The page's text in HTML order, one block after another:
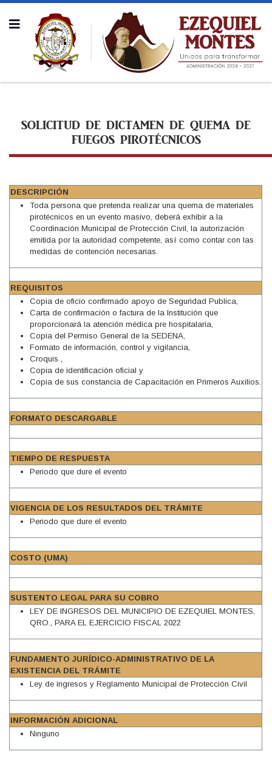
SOLICITUD DE DICTAMEN DE QUEMA DE
FUEGOS PIROTÉCNICOS
DESCRIPCIÓN
Toda persona que pretenda realizar una quema de materiales
pirotécnicos en un evento masivo, deberá exhibir a la
Coordinación Municipal de Protección Civil, la autorización
emitida por la autoridad competente, así como contar con las
medidas de contención necesarias.
REQUISITOS
Copia de oficio confirmado apoyo de Seguridad Publica,
Carta de confirmación o factura de la Institución que
proporcionará la atención médica pre hospitalaria,
Copia del Permiso General de la SEDENA,
Formato de información, control y vigilancia,
Croquis ,
Copia de identificaciòn oficial y
Copia de sus constancia de Capacitación en Primeros Auxilios.
FORMATO DESCARGABLE
TIEMPO DE RESPUESTA
Periodo que dure el evento
VIGENCIA DE LOS RESULTADOS DEL TRÁMITE
Periodo que dure el evento
COSTO (UMA)
SUSTENTO LEGAL PARA SU COBRO
LEY DE INGRESOS DEL MUNICIPIO DE EZEQUIEL MONTES,
QRO., PARA EL EJERCICIO FISCAL 2022
FUNDAMENTO JURÍDICO-ADMINISTRATIVO DE LA
EXISTENCIA DEL TRÁMITE
Ley de ingresos y Reglamento Municipal de Protección Civil
INFORMACIÓN ADICIONAL
Ninguno